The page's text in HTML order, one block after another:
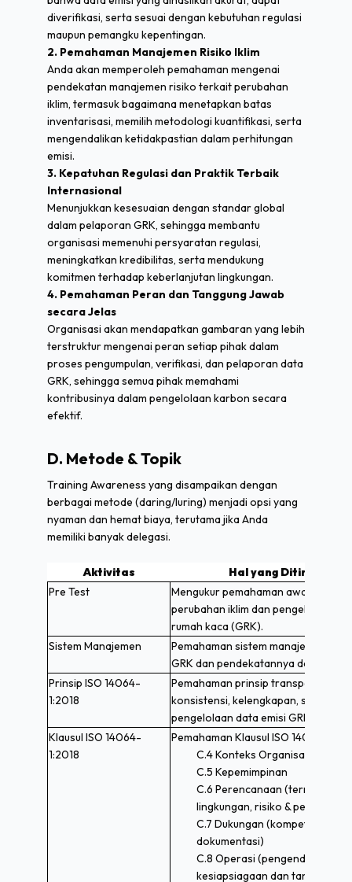
diverifikasi, serta sesuai dengan kebutuhan regulasi
maupun pemangku kepentingan.
2. Pemahaman Manajemen Risiko Iklim
Anda akan memperoleh pemahaman mengenai
pendekatan manajemen risiko terkait perubahan
iklim, termasuk bagaimana menetapkan batas
inventarisasi, memilih metodologi kuantifikasi, serta
mengendalikan ketidakpastian dalam perhitungan
emisi.
3. Kepatuhan Regulasi dan Praktik Terbaik
Internasional
Menunjukkan kesesuaian dengan standar global
dalam pelaporan GRK, sehingga membantu
organisasi memenuhi persyaratan regulasi,
meningkatkan kredibilitas, serta mendukung
komitmen terhadap keberlanjutan lingkungan.
4. Pemahaman Peran dan Tanggung Jawab
secara Jelas
Organisasi akan mendapatkan gambaran yang lebih
terstruktur mengenai peran setiap pihak dalam
proses pengumpulan, verifikasi, dan pelaporan data
GRK, sehingga semua pihak memahami
kontribusinya dalam pengelolaan karbon secara
efektif.
D. Metode & Topik
Training Awareness yang disampaikan dengan
berbagai metode (daring/luring) menjadi opsi yang
nyaman dan hemat biaya, terutama jika Anda
memiliki banyak delegasi.
Aktivitas
Hal yang
Pre Test
Mengukur pemahaman awal
perubahan iklim dan pengelolaan
rumah kaca (GRK).
Sistem Manajemen
Pemahaman sistem manajemen
GRK dan pendekatannya dalam
Prinsip ISO 14064-
1:2018
Pemahaman prinsip transparansi,
konsistensi, kelengkapan, serta
pengelolaan data emisi GRK.
Klausul ISO 14064-
1:2018
Pemahaman Klausul ISO 14064-
C.4 Konteks Organisasi
C.5 Kepemimpinan
C.6 Perencanaan (termasuk
lingkungan, risiko & peluang)
C.7 Dukungan (kompetensi,
dokumentasi)
C.8 Operasi (pengendalian
kesiapsiagaan dan tanggap